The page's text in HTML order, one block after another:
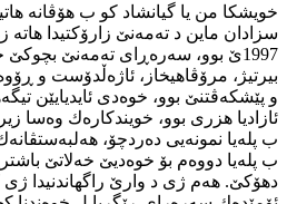
خویشكا من یا گیانشاد كو ب هۆڤانه‌
سزادان ماین د ته‌مه‌نێ زارۆكتیدا هاته‌
1997ێ بوو، سه‌ره‌ڕای ته‌مه‌نێ
بیرتیژ، مرۆڤاهیخاز، ئاژه‌ڵدۆست و
و پێشكه‌ڤتنێ بوو، خوه‌دی ئایدیایێن
ئازادیا هزری بوو، خویندكاره‌ك وه‌سا
ب پله‌یا نمونه‌یی ده‌ردچۆ،
ب پله‌یا دووه‌م بۆ خوه‌دیێ خه‌لاتێ
دهۆكێ. هه‌م ژی د وارێ راگهاندنیدا